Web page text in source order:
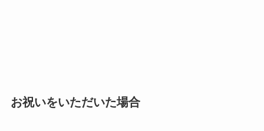
お祝いをいただいた場合